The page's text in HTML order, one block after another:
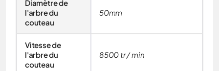
Diamètre de
l'arbre du
couteau
50mm
Vitesse de
l'arbre du
couteau
8500 tr / min